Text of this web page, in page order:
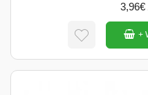
3,96€
+